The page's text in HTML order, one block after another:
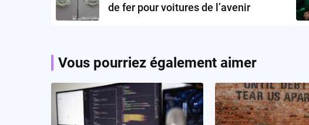
de fer pour voitures de l’avenir
Vous pourriez également aimer